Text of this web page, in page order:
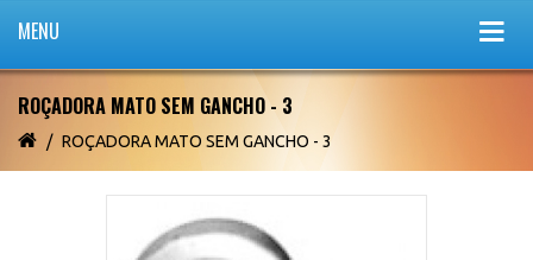
MENU
ROÇADORA MATO SEM GANCHO - 3
ROÇADORA MATO SEM GANCHO - 3